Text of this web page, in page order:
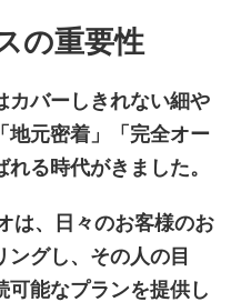
の重要性
カバーしきれない細や
地元密着」「完全オー
る時代がきました。
は、日々のお客様のお
グし、その人の目
可能なプランを提供し